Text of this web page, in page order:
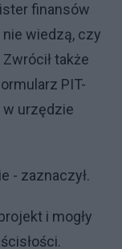
finansów
nie wiedzą, czy
także
PIT-
w urzędzie
- zaznaczył.
i mogły